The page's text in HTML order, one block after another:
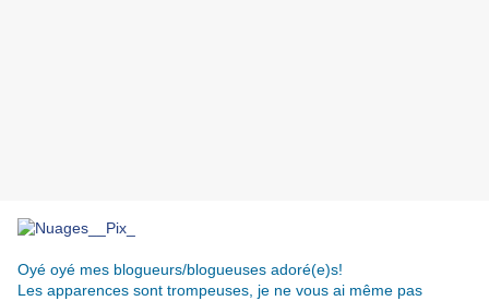
Oyé oyé mes blogueurs/blogueuses adoré(e)s!
Les apparences sont trompeuses, je ne vous ai même pas